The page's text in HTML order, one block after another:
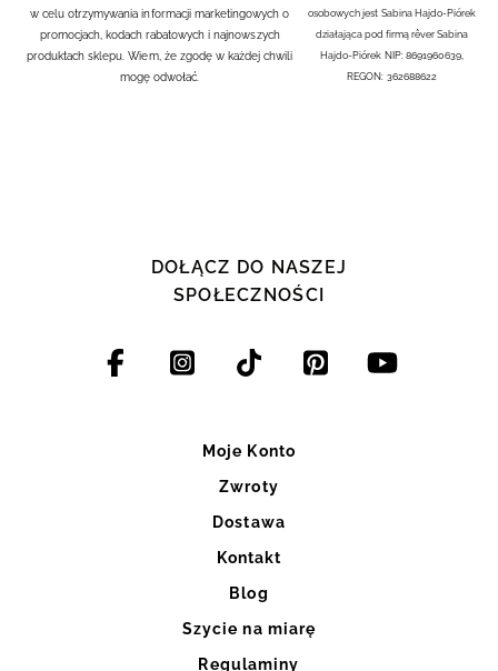
w celu otrzymywania informacji marketingowych o
promocjach, kodach rabatowych i najnowszych
produktach sklepu. Wiem, że zgodę w każdej chwili
mogę odwołać.
osobowych jest Sabina Hajdo-Piórek
działająca pod firmą rêver Sabina
Hajdo-Piórek NIP: 8691960639,
REGON: 362688622
DOŁĄCZ DO NASZEJ
SPOŁECZNOŚCI
Moje Konto
Zwroty
Dostawa
Kontakt
Blog
Szycie na miarę
Regulaminy